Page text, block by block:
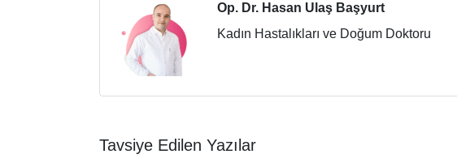
Op. Dr. Hasan Ulaş Başyurt
Kadın Hastalıkları ve Doğum Doktoru
Tavsiye Edilen Yazılar